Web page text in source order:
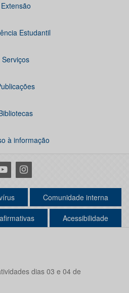
Extensão
Estudantil
Serviços
à informação
Instagram
Comunidade interna
Acessibilidade
dias 03 e 04 de